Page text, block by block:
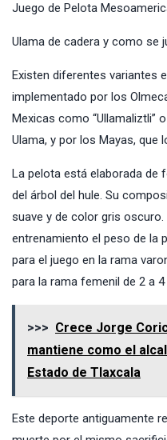
Juego de Pelota
Ulama de cadera y como se
Existen diferentes variantes
implementado por los
Mexicas como “Ullamaliztli”
Ulama, y por los Mayas, que
La pelota está elaborada de
del árbol del hule. Su
suave y de color gris
entrenamiento el peso de la
para el juego en la rama
para la rama femenil de 2 a 4
>>> Crece Jorge
mantiene como el
Estado de Tlaxcala
Este deporte antiguamente